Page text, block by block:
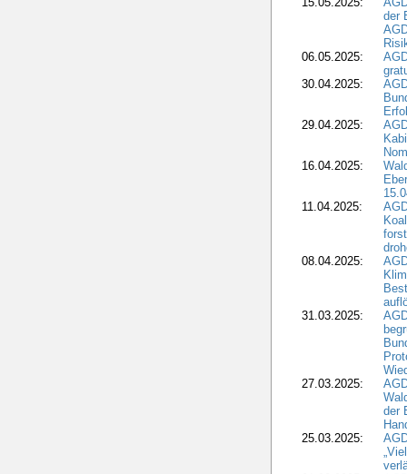
der
06.05.2025:
30.04.2025:
29.04.2025:
16.04.2025:
11.04.2025:
08.04.2025:
31.03.2025:
27.03.2025:
der
25.03.2025: